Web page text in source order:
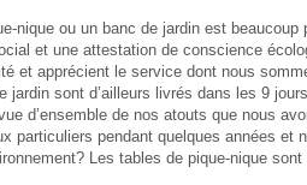
nique ou un banc de jardin est
et une attestation de conscience
et apprécient le service dont nous
jardin sont d’ailleurs livrés dans les 9
d’ensemble de nos atouts que nous
particuliers pendant quelques années
Les tables de pique-nique